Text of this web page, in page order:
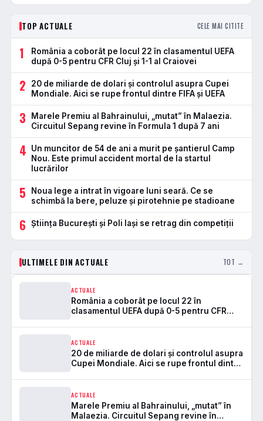
TOP ACTUALE CELE MAI CITITE
1
România a coborât pe locul 22 în clasamentul UEFA
după 0-5 pentru CFR Cluj și 1-1 al Craiovei
2
20 de miliarde de dolari și controlul asupra Cupei
Mondiale. Aici se rupe frontul dintre FIFA și UEFA
3
Marele Premiu al Bahrainului, „mutat” în Malaezia.
Circuitul Sepang revine în Formula 1 după 7 ani
4
Un muncitor de 54 de ani a murit pe șantierul Camp
Nou. Este primul accident mortal de la startul
lucrărilor
5
Noua lege a intrat în vigoare luni seară. Ce se
schimbă la bere, peluze și pirotehnie pe stadioane
6 Știința București și Poli Iași se retrag din competiții
ULTIMELE DIN ACTUALE TOT →
ACTUALE
România a coborât pe locul 22 în
clasamentul UEFA după 0-5 pentru CFR
ACTUALE
20 de miliarde de dolari și controlul asupra
Cupei Mondiale. Aici se rupe frontul dintre
ACTUALE
Marele Premiu al Bahrainului, „mutat” în
Malaezia. Circuitul Sepang revine în